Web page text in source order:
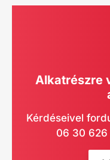
Alkatrészre
Kérdéseivel
06 30 626